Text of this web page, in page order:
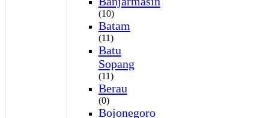
(10)
Batam
(11)
Batu
Sopang
(11)
Berau
(0)
Bojonegoro